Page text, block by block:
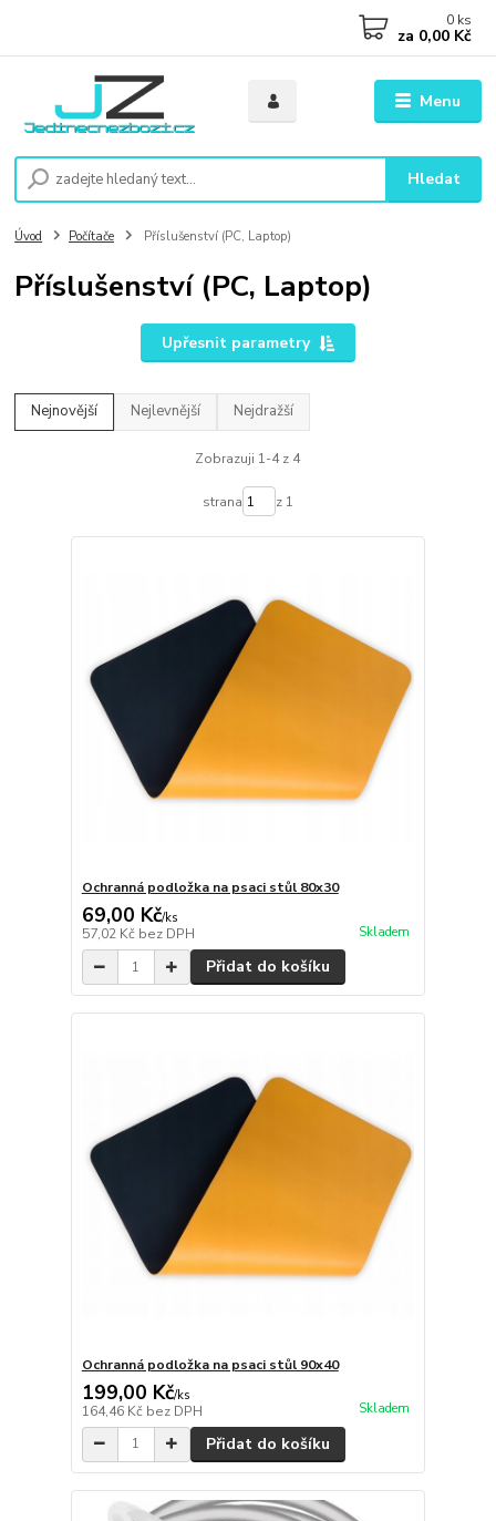
Menu
Hledat
0 ks
za 0,00 Kč
Úvod Počítače Příslušenství (PC, Laptop)
Příslušenství (PC, Laptop)
Upřesnit parametry
Nejnovější Nejlevnější Nejdražší
Zobrazuji 1-4 z 4
strana z 1
Ochranná podložka na psaci stůl 80x30
69,00 Kč/ks
57,02 Kč bez DPH Skladem
Přidat do košíku
Ochranná podložka na psaci stůl 90x40
199,00 Kč/ks
164,46 Kč bez DPH Skladem
Přidat do košíku